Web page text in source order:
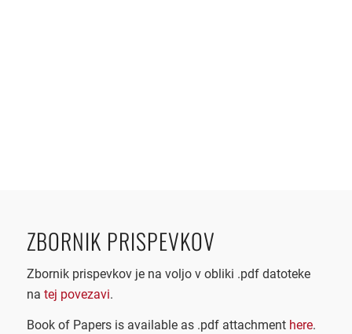
ZBORNIK PRISPEVKOV
Zbornik prispevkov je na voljo v obliki .pdf datoteke
na tej povezavi.
Book of Papers is available as .pdf attachment here.